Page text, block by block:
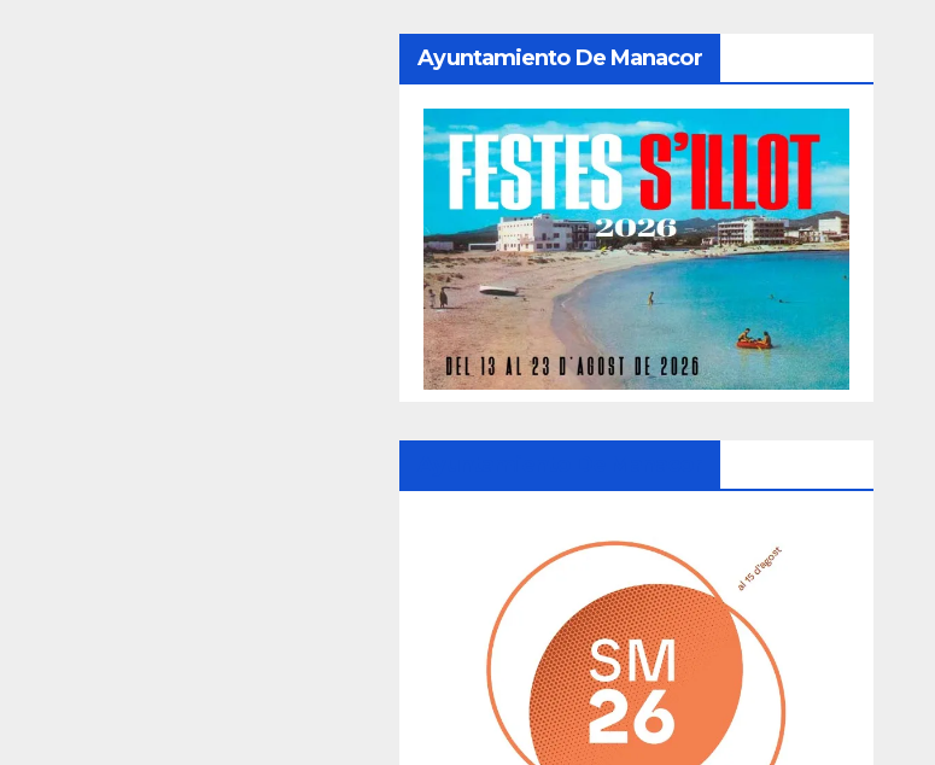
Ayuntamiento De Manacor